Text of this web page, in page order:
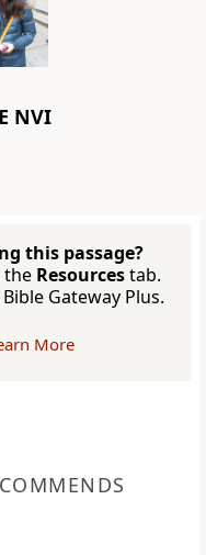
NVI
this passage?
the Resourcestab.
Gateway Plus.
More